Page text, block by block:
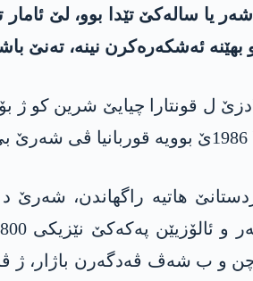
شەر یا سالەکێ تێدا بوو، لێ
ئەشکەرەکرن نینە، تەنێ
ل قونتارا چیایێ شرین کو ژ
پارلامەنتۆیا کوردستانێ هاتیه‌